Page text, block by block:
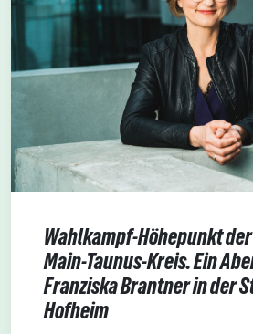
Wahlkampf-Höhepunkt der
Main-Taunus-Kreis. Ein
Franziska Brantner in der
Hofheim